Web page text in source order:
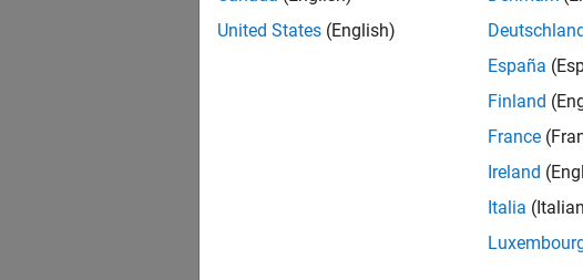
United States (English)
Deutschland
España
Finland
France
Ireland
Italia